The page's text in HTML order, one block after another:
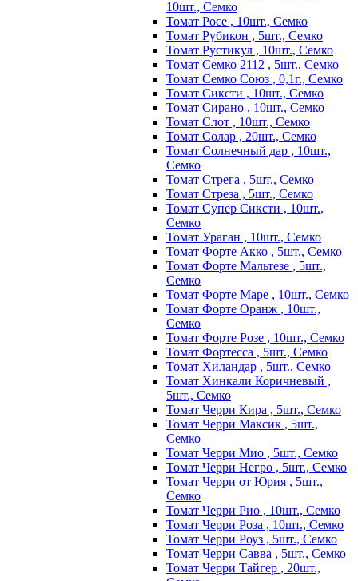
10шт., Семко
Томат Росе , 10шт., Семко
Томат Рубикон , 5шт., Семко
Томат Рустикул , 10шт., Семко
Томат Семко 2112 , 5шт., Семко
Томат Семко Союз , 0,1г., Семко
Томат Сиксти , 10шт., Семко
Томат Сирано , 10шт., Семко
Томат Слот , 10шт., Семко
Томат Солар , 20шт., Семко
Томат Солнечный дар , 10шт.,
Семко
Томат Стрега , 5шт., Семко
Томат Стреза , 5шт., Семко
Томат Супер Сиксти , 10шт.,
Семко
Томат Ураган , 10шт., Семко
Томат Форте Акко , 5шт., Семко
Томат Форте Мальтезе , 5шт.,
Семко
Томат Форте Маре , 10шт., Семко
Томат Форте Оранж , 10шт.,
Семко
Томат Форте Розе , 10шт., Семко
Томат Фортесса , 5шт., Семко
Томат Хиландар , 5шт., Семко
Томат Хинкали Коричневый ,
5шт., Семко
Томат Черри Кира , 5шт., Семко
Томат Черри Максик , 5шт.,
Семко
Томат Черри Мио , 5шт., Семко
Томат Черри Негро , 5шт., Семко
Томат Черри от Юрия , 5шт.,
Семко
Томат Черри Рио , 10шт., Семко
Томат Черри Роза , 10шт., Семко
Томат Черри Роуз , 5шт., Семко
Томат Черри Савва , 5шт., Семко
Томат Черри Тайгер , 20шт.,